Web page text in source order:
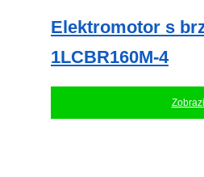
Elektromotor s
1LCBR160M-4